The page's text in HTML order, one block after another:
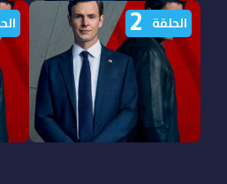
مشاهدة مسلسل CIA
الموسم الاول الحلقة 4
مترجمة
الحلقة 2